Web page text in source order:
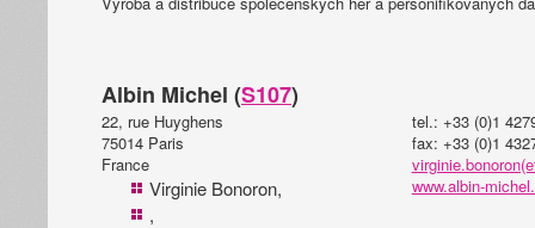
Albin Michel (S107)
22, rue Huyghens
75014 Paris
France
Virginie Bonoron,
,
tel.: +33 (0)1
fax: +33 (0)1
www.albin-